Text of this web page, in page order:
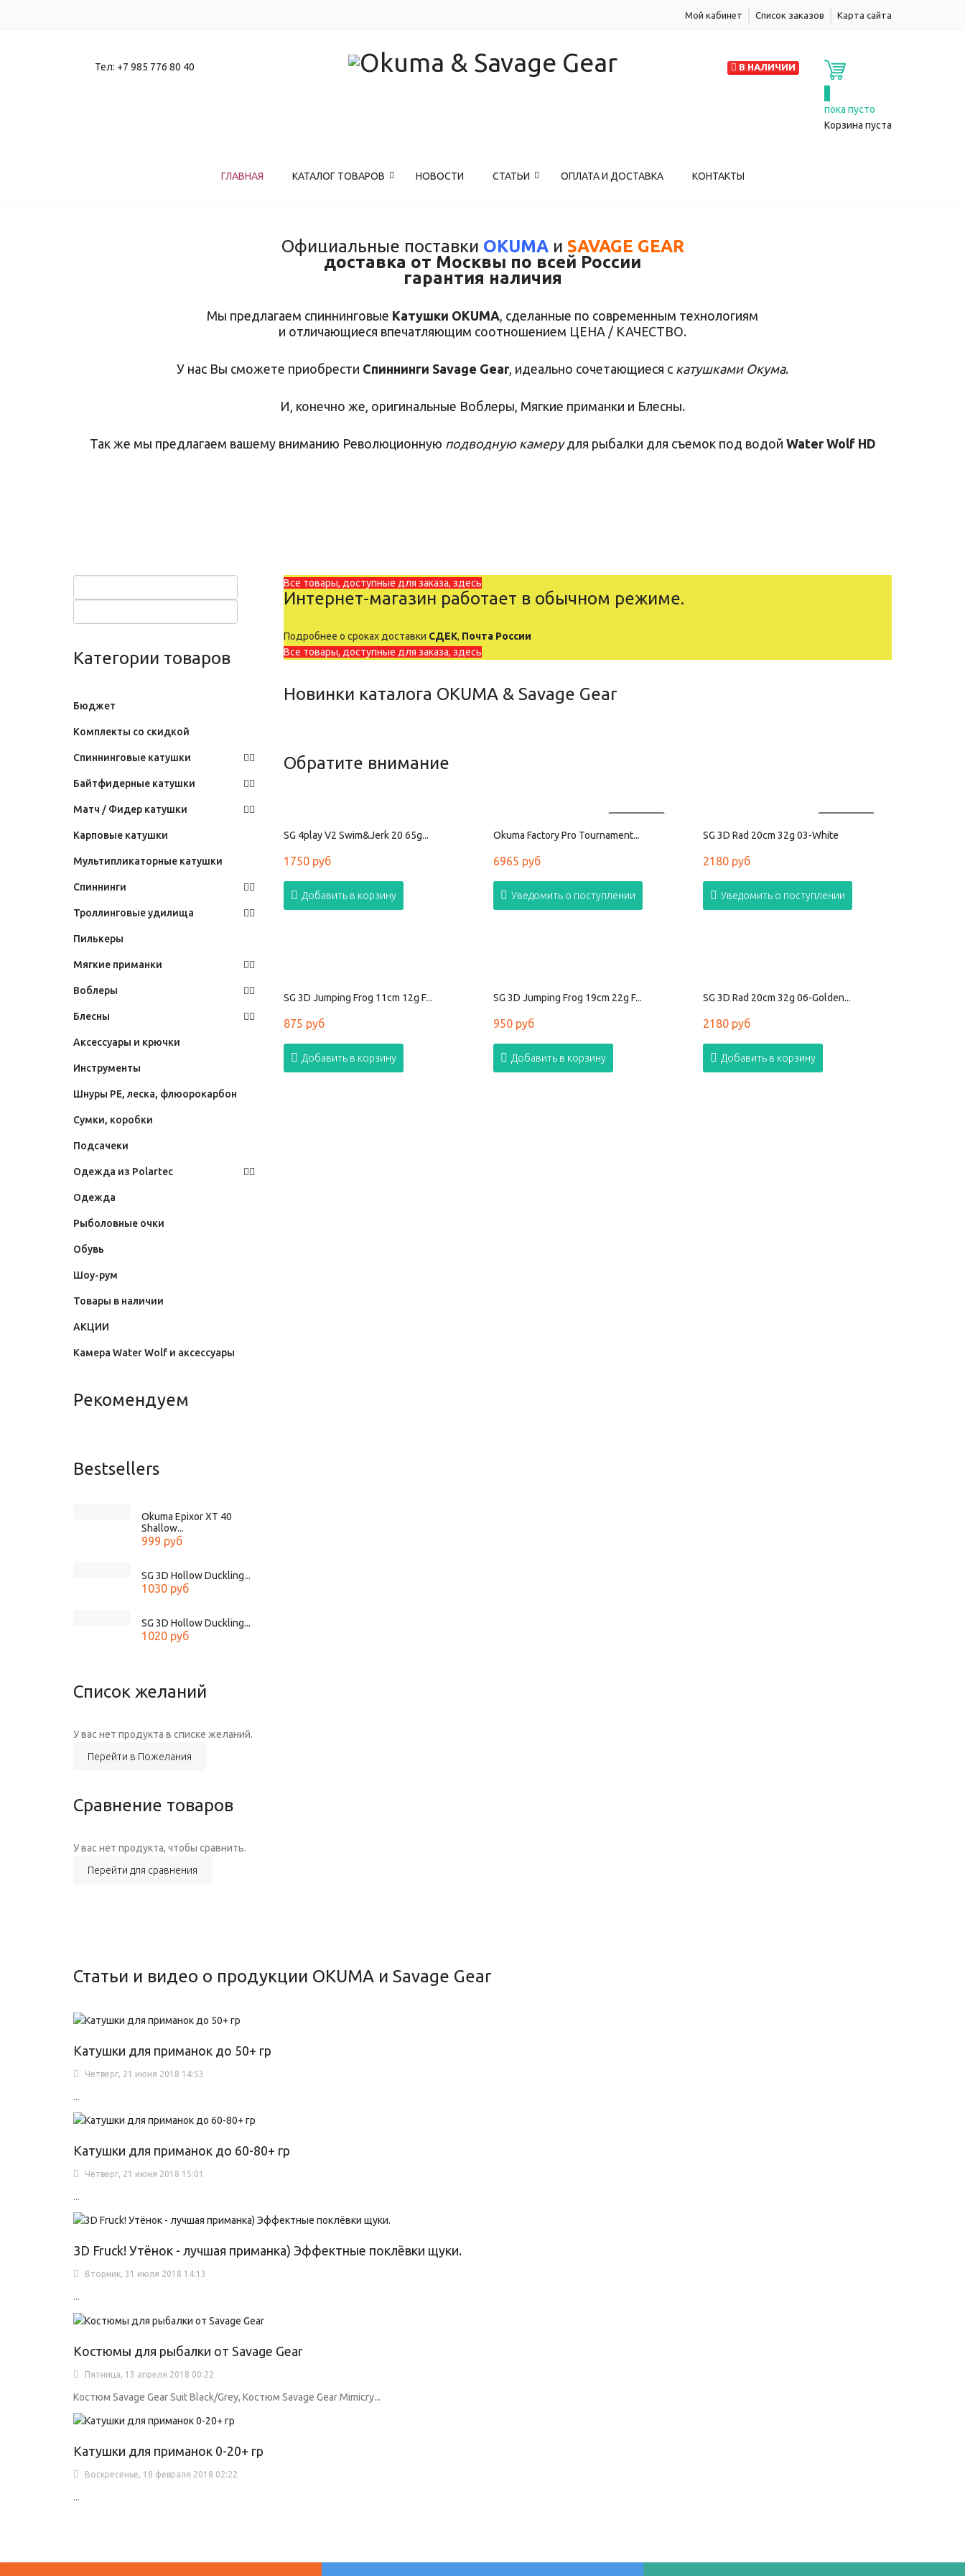
Мой кабинет Список заказов Карта сайта
Тел: +7 985 776 80 40
пока пусто
Корзина пуста
В НАЛИЧИИ
ГЛАВНАЯ КАТАЛОГ ТОВАРОВ НОВОСТИ СТАТЬИ ОПЛАТА И ДОСТАВКА КОНТАКТЫ
Официальные поставки OKUMAи SAVAGE GEAR
доставка от Москвы по всей России
гарантия наличия
Мы предлагаем спиннинговые Катушки OKUMA, сделанные по современным технологиям
и отличающиеся впечатляющим соотношением ЦЕНА / КАЧЕСТВО.
У нас Вы сможете приобрести Спиннинги Savage Gear, идеально сочетающиеся с катушками Окума.
И, конечно же, оригинальные Воблеры, Мягкие приманки и Блесны.
Так же мы предлагаем вашему вниманию Революционную подводную камерудля рыбалки для съемок под водой Water Wolf HD
Все товары, доступные для заказа, здесь
Интернет-магазин работает в обычном режиме.
Подробнее о сроках доставки СДЕК, Почта России
Все товары, доступные для заказа, здесь
Новинки каталога OKUMA & Savage Gear
Обратите внимание
SG 4play V2 Swim&Jerk 20 65g...
1750 руб
Добавить в корзину
Okuma Factory Pro Tournament...
6965 руб
Уведомить о поступлении
SG 3D Rad 20cm 32g 03-White
2180 руб
Уведомить о поступлении
SG 3D Jumping Frog 11cm 12g F...
875 руб
Добавить в корзину
SG 3D Jumping Frog 19cm 22g F...
950 руб
Добавить в корзину
SG 3D Rad 20cm 32g 06-Golden...
2180 руб
Добавить в корзину
Категории товаров
Бюджет
Комплекты со скидкой
Спиннинговые катушки
Байтфидерные катушки
Матч / Фидер катушки
Карповые катушки
Мультипликаторные катушки
Спиннинги
Троллинговые удилища
Пилькеры
Мягкие приманки
Воблеры
Блесны
Аксессуары и крючки
Инструменты
Шнуры PE, леска, флюорокарбон
Сумки, коробки
Подсачеки
Одежда из Polartec
Одежда
Рыболовные очки
Обувь
Шоу-рум
Товары в наличии
АКЦИИ
Камера Water Wolf и аксессуары
Рекомендуем
Bestsellers
Okuma Epixor XT 40
Shallow...
999 руб
SG 3D Hollow Duckling...
1030 руб
SG 3D Hollow Duckling...
1020 руб
Список желаний
У вас нет продукта в списке желаний.
Перейти в Пожелания
Сравнение товаров
У вас нет продукта, чтобы сравнить.
Перейти для сравнения
Статьи и видео о продукции OKUMA и Savage Gear
Катушки для приманок до 50+ гр
Четверг, 21 июня 2018 14:53
...
Катушки для приманок до 60-80+ гр
Четверг, 21 июня 2018 15:01
...
3D Fruck! Утёнок - лучшая приманка) Эффектные поклёвки щуки.
Вторник, 31 июля 2018 14:13
...
Костюмы для рыбалки от Savage Gear
Пятница, 13 апреля 2018 00:22
Костюм Savage Gear Suit Black/Grey, Костюм Savage Gear Mimicry...
Катушки для приманок 0-20+ гр
Воскресенье, 18 февраля 2018 02:22
...